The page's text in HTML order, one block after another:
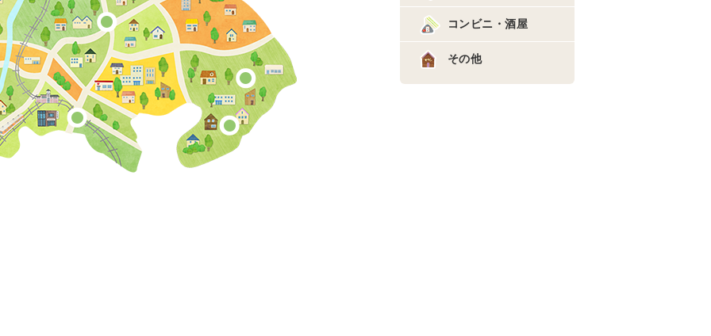
コンビニ・酒屋
その他